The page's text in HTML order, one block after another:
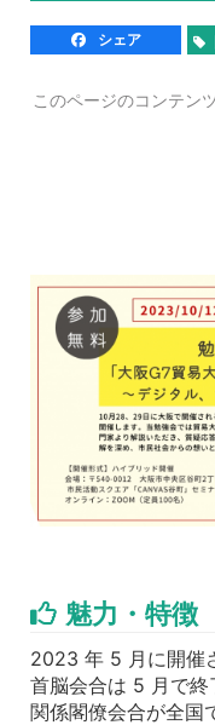
シェア
このページのコンテンツ
魅力・特徴
2023 年 5 月に開催
首脳会合は 5 月で終
関係閣僚会合が全国